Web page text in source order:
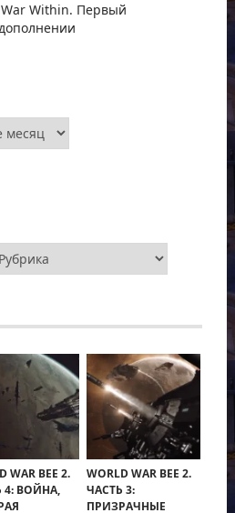
Within. Первый
WAR BEE 2.
4: ВОЙНА,
WORLD WAR BEE 2.
ЧАСТЬ 3:
ПРИЗРАЧНЫЕ